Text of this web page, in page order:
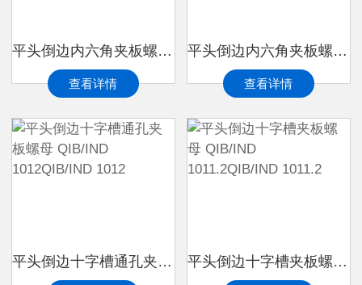
平头倒边内六角夹板螺母 QIB/IND 1013.2QIB/IND 1013.2
查看详情
平头倒边内六角夹板螺母 QIB/IND 1013.1QIB/IND 1013.1
查看详情
平头倒边十字槽通孔夹板螺母 QIB/IND 1012QIB/IND 1012 平头倒边十字槽夹板螺母 QIB/IND 1011.2QIB/IND 1011.2